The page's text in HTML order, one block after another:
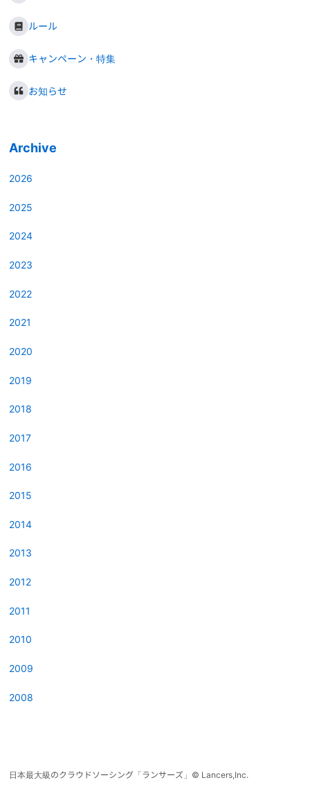
ルール
キャンペーン・特集
お知らせ
Archive
2026
2025
2024
2023
2022
2021
2020
2019
2018
2017
2016
2015
2014
2013
2012
2011
2010
2009
2008
日本最大級のクラウドソーシング「ランサーズ」 © Lancers,Inc.